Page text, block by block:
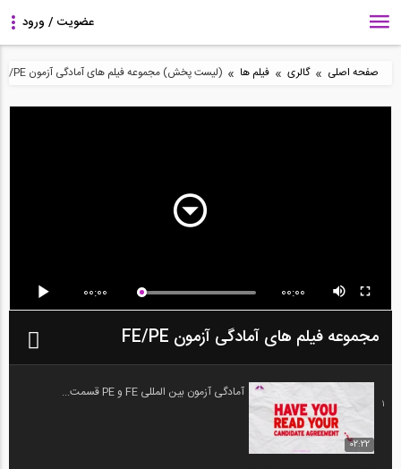
صفحه اصلی » گالری » فیلم ها » (لیست پخش) مجموعه فیلم های آمادگی آزمون FE/PE
00:00 00:00
مجموعه فیلم های آمادگی آزمون FE/PE
1
02:22
آمادگی آزمون بین المللی FE و PE قسمت...